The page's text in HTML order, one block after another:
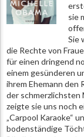
sie
Sie
die Rechte von
für einen dringend
einem gesünderen
ihrem Ehemann den
der schmerzlichsten
zeigte sie uns noch
„Carpool Karaoke“
bodenständige